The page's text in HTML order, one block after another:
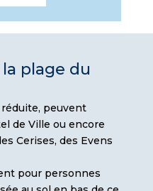
plage du
peuvent
de Ville ou encore
Cerises, des Evens
pour personnes